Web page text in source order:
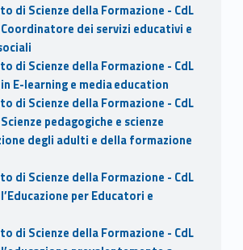
di Scienze della Formazione - CdL
dei servizi educativi e
di Scienze della Formazione - CdL
E-learning e media education
di Scienze della Formazione - CdL
pedagogiche e scienze
degli adulti e della formazione
di Scienze della Formazione - CdL
per Educatori e
di Scienze della Formazione - CdL